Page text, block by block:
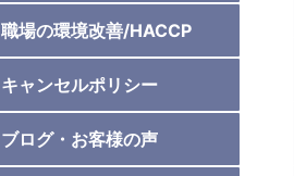
職場の環境改善/HACCP
キャンセルポリシー
ブログ・お客様の声